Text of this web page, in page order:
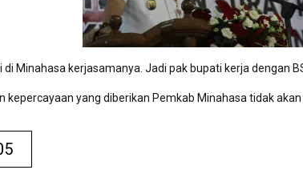
Minahasa kerjasamanya. Jadi pak bupati kerja dengan
kepercayaan yang diberikan Pemkab Minahasa tidak akan